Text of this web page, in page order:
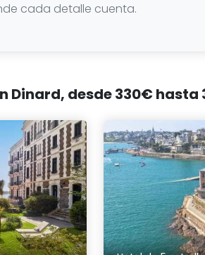
cada detalle cuenta.
Dinard, desde 330€